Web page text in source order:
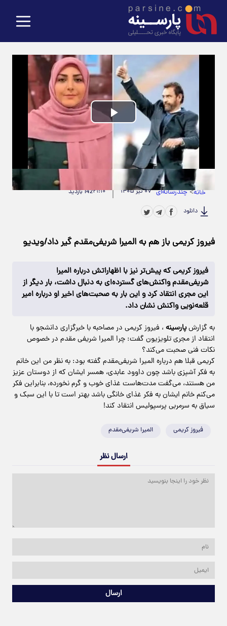
Play
Video
حجم ویدیو: 4.72M مدت زمان ویدیو: 00:02:21
خانه>چندرسانه‌ای ۰۷ تیر ۱۴۰۵ ۲۱:۱۰142 بازدید
دانلود
فیروز کریمی باز هم به المیرا شریفی‌مقدم گیر داد/ویدیو
فیروز کریمی که پیش‌تر نیز با اظهاراتش درباره المیرا
شریفی‌مقدم واکنش‌های گسترده‌ای به دنبال داشت، بار دیگر از
این مجری انتقاد کرد و این بار به صحبت‌های اخیر او درباره امیر
قلعه‌نویی واکنش نشان داد.
به گزارشپارسینه ، فیروز کریمی در مصاحبه با خبرگزاری دانشجو با
انتقاد از مجری تلویزیون گفت: چرا المیرا شریفی مقدم در خصوص
نکات فنی صحبت می‌کند؟
کریمی قبلا هم درباره المیرا شریفی‌مقدم گفته بود: به نظر من این خانم
به فکر آشپزی باشد چون داوود عابدی، همسر ایشان که از دوستان عزیز
من هستند، می‌گفت مدت‌هاست غذای خوب و گرم نخورده، بنابراین فکر
می‌کنم خانم ایشان به فکر غذای خانگی باشد بهتر است تا با این سبک و
سیاق به سرمربی پرسپولیس انتقاد کند!
فیروز کریمی المیرا شریفی‌مقدم
ارسال نظر
ارسال